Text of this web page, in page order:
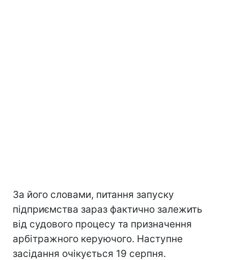
За його словами, питання запуску
підприємства зараз фактично залежить
від судового процесу та призначення
арбітражного керуючого. Наступне
засідання очікується 19 серпня.